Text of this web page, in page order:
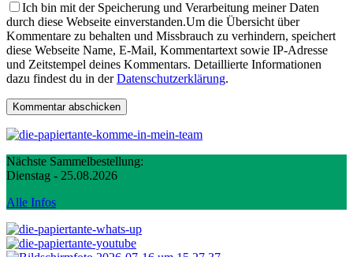
Ich bin mit der Speicherung und Verarbeitung meiner Daten
durch diese Webseite einverstanden.Um die Übersicht über
Kommentare zu behalten und Missbrauch zu verhindern, speichert
diese Webseite Name, E-Mail, Kommentartext sowie IP-Adresse
und Zeitstempel deines Kommentars. Detaillierte Informationen
dazu findest du in derDatenschutzerklärung.
Nächste Sammelbestellung:
Dienstag - 25.08.2026
Alle Infos